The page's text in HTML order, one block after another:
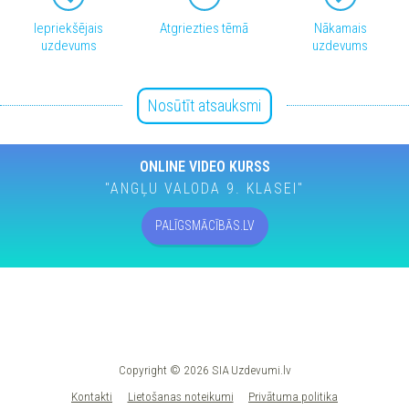
Iepriekšējais
uzdevums
Atgriezties tēmā
Nākamais
uzdevums
Nosūtīt atsauksmi
ONLINE VIDEO KURSS
"ANGĻU VALODA 9. KLASEI"
PALĪGSMĀCĪBĀS.LV
Copyright © 2026 SIA Uzdevumi.lv
Kontakti
Lietošanas noteikumi Privātuma politika